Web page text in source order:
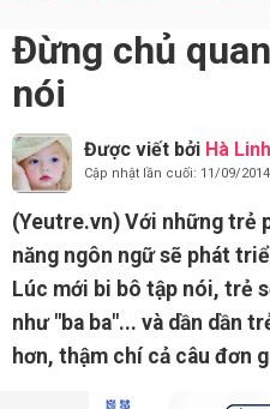
Đừng chủ
nói
Được viết bởi Hà Linh
Cập nhật lần cuối: 11/09/2014
(Yeutre.vn) Với những trẻ
năng ngôn ngữ sẽ phát
Lúc mới bi bô tập nói, trẻ
như "ba ba"... và dần dần
hơn, thậm chí cả câu đơn